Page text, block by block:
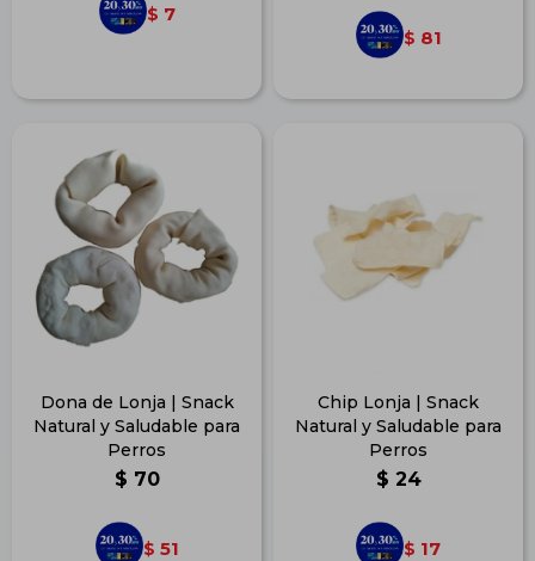
$ 7
$ 81
Dona de Lonja | Snack
Natural y Saludable para
Perros
$ 70
$ 51
Chip Lonja | Snack
Natural y Saludable para
Perros
$ 24
$ 17